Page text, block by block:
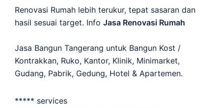
Renovasi Rumah lebih terukur, tepat sasaran dan
hasil sesuai target. Info Jasa Renovasi Rumah
Jasa Bangun Tangerang untuk Bangun Kost /
Kontrakkan, Ruko, Kantor, Klinik, Minimarket,
Gudang, Pabrik, Gedung, Hotel & Apartemen.
***** services